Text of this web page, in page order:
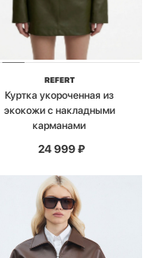
REFERT
Куртка укороченная из
экокожи с накладными
карманами
24 999₽